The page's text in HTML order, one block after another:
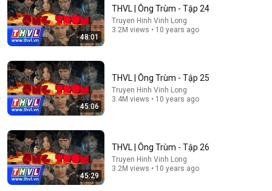
GIẢI QUYẾT MÂU THUẪN | Phim Truyền Hình Việt Nam
Hay Nhất 2026 | Phim Việt Nam 2026
48:01
THVL | Ông Trùm - Tập 24
Truyen Hinh Vinh Long
3.2M views • 10 years ago
45:06
THVL | Ông Trùm - Tập 25
Truyen Hinh Vinh Long
3.4M views • 10 years ago
45:29
THVL | Ông Trùm - Tập 26
Truyen Hinh Vinh Long
3.2M views • 10 years ago